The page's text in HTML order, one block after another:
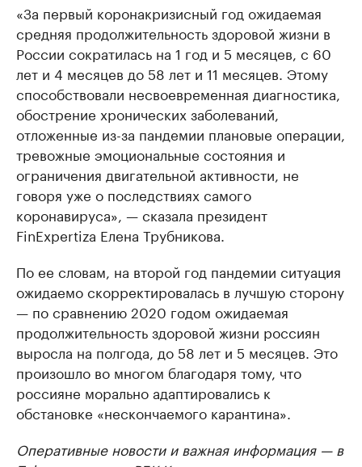
«За первый коронакризисный год ожидаемая
средняя продолжительность здоровой жизни в
России сократилась на 1 год и 5 месяцев, с 60
лет и 4 месяцев до 58 лет и 11 месяцев. Этому
способствовали несвоевременная диагностика,
обострение хронических заболеваний,
отложенные из-за пандемии плановые операции,
тревожные эмоциональные состояния и
ограничения двигательной активности, не
говоря уже о последствиях самого
коронавируса», — сказала президент
FinExpertiza Елена Трубникова.
По ее словам, на второй год пандемии ситуация
ожидаемо скорректировалась в лучшую сторону
— по сравнению 2020 годом ожидаемая
продолжительность здоровой жизни россиян
выросла на полгода, до 58 лет и 5 месяцев. Это
произошло во многом благодаря тому, что
россияне морально адаптировались к
обстановке «нескончаемого карантина».
Оперативные новости и важная информация — в